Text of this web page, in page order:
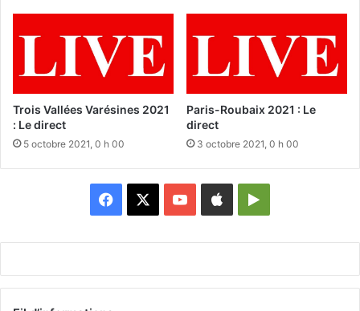
Trois Vallées Varésines 2021
: Le direct
5 octobre 2021, 0 h 00
Paris-Roubaix 2021 : Le
direct
3 octobre 2021, 0 h 00
Facebook YouTubeAppleGoogle